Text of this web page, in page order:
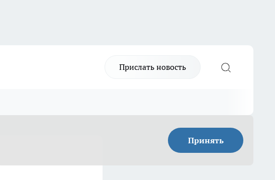
Прислать новость
Принять